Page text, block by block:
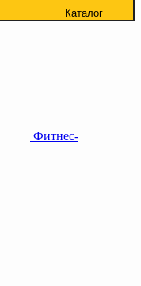
Каталог
Фитнес-